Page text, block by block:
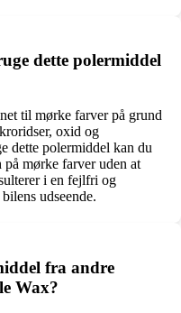
dette polermiddel
til mørke farver på grund
oxid og
dette polermiddel kan du
mørke farver uden at
i en fejlfri og
udseende.
fra andre
Wax?